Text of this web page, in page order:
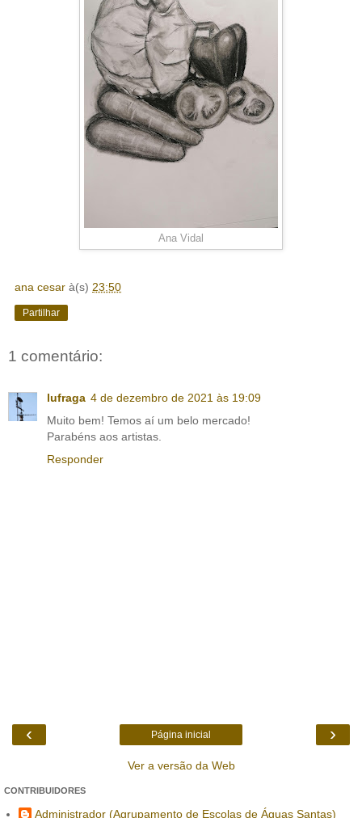
Ana Vidal
ana cesar à(s) 23:50
Partilhar
1 comentário:
lufraga 4 de dezembro de 2021 às 19:09
Muito bem! Temos aí um belo mercado!
Parabéns aos artistas.
Responder
‹ ›
Página inicial
Ver a versão da Web
CONTRIBUIDORES
Administrador (Agrupamento de Escolas de Águas Santas)